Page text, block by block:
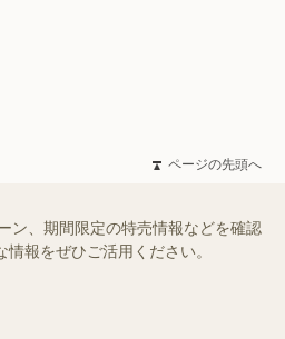
ページの先頭へ
ン、期間限定の特売情報などを確認
報をぜひご活用ください。